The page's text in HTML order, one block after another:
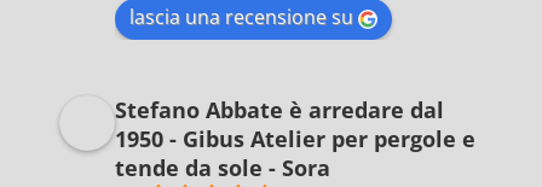
lascia una recensione su
Stefano Abbate è arredare dal
1950 - Gibus Atelier per pergole e
tende da sole - Sora